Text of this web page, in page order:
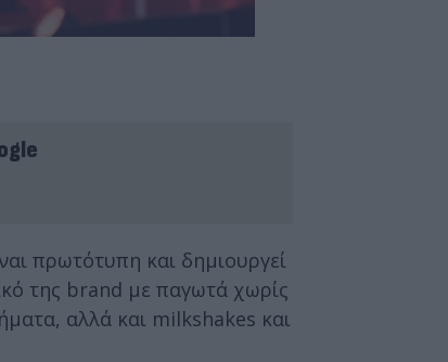
πρωτότυπη και δημιουργεί
της brand με παγωτά χωρίς
αλλά και milkshakes και